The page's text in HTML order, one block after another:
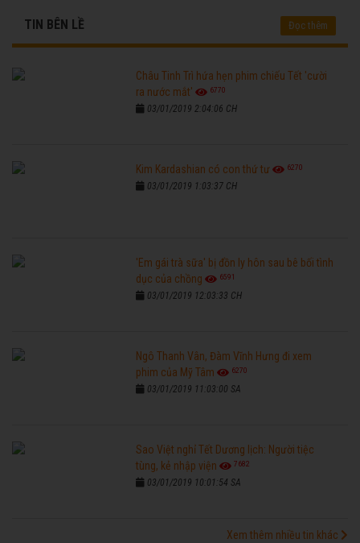
TIN BÊN LỀ Đọc thêm
Châu Tinh Trì hứa hẹn phim chiếu Tết 'cười
ra nước mắt'
6770
03/01/2019 2:04:06 CH
Kim Kardashian có con thứ tư 6270
03/01/2019 1:03:37 CH
'Em gái trà sữa' bị đồn ly hôn sau bê bối tình
dục của chồng
6591
03/01/2019 12:03:33 CH
Ngô Thanh Vân, Đàm Vĩnh Hưng đi xem
phim của Mỹ Tâm
6270
03/01/2019 11:03:00 SA
Sao Việt nghỉ Tết Dương lịch: Người tiệc
tùng, kẻ nhập viện
7682
03/01/2019 10:01:54 SA
Xem thêm nhiều tin khác